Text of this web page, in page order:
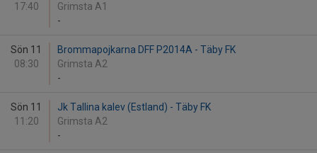
17:40
Grimsta A1
-
Sön 11
08:30
Brommapojkarna DFF P2014A - Täby FK
Grimsta A2
-
Sön 11
11:20
Jk Tallina kalev (Estland) - Täby FK
Grimsta A2
-